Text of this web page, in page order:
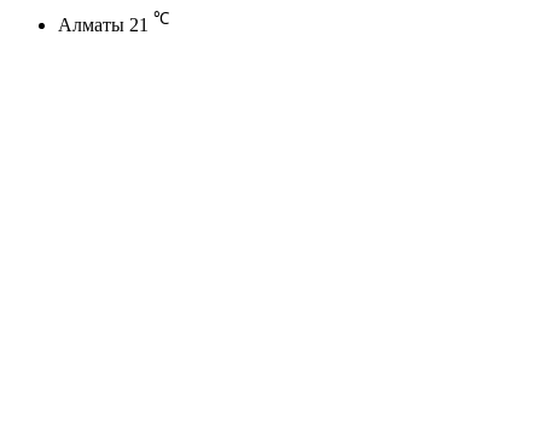
Алматы 21 ℃